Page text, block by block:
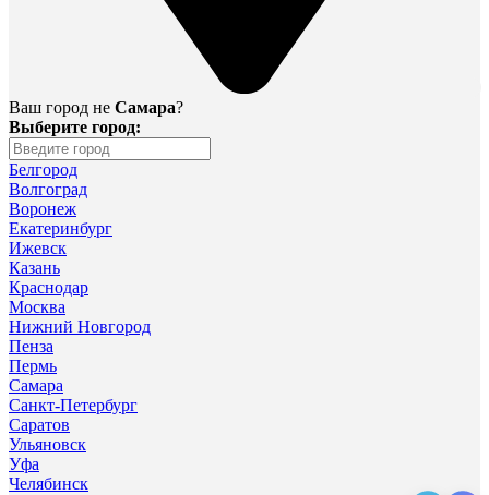
Ваш город не Самара?
Выберите город:
Белгород
Волгоград
Воронеж
Екатеринбург
Ижевск
Казань
Краснодар
Москва
Нижний Новгород
Пенза
Пермь
Самара
Санкт-Петербург
Саратов
Ульяновск
Уфа
Челябинск